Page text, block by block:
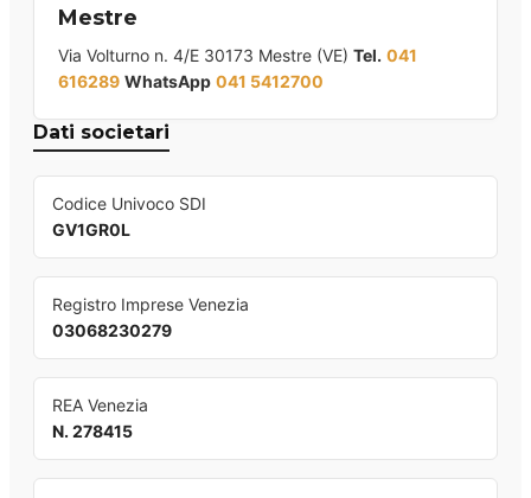
Mestre
Via Volturno n. 4/E 30173 Mestre (VE) Tel. 041
616289 WhatsApp 041 5412700
Dati societari
Codice Univoco SDI
GV1GR0L
Registro Imprese Venezia
03068230279
REA Venezia
N. 278415